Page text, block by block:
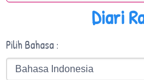
Diari
Pilih Bahasa :